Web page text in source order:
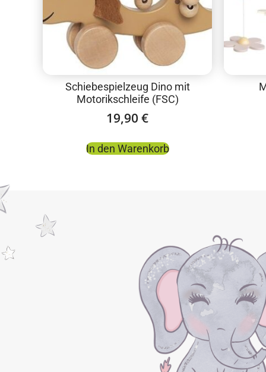
Schiebespielzeug Dino mit
Motorikschleife (FSC)
19,90 €
In den Warenkorb